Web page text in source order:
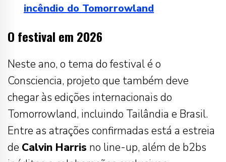
incêndio do Tomorrowland
O festival em 2026
Neste ano, o tema do festival é o
Consciencia, projeto que também deve
chegar às edições internacionais do
Tomorrowland, incluindo Tailândia e Brasil.
Entre as atrações confirmadas está a estreia
de Calvin Harris no line-up, além de b2bs